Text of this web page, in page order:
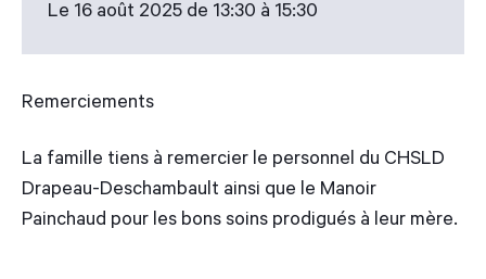
Le 16 août 2025 de 13:30 à 15:30
Remerciements
La famille tiens à remercier le personnel du CHSLD
Drapeau-Deschambault ainsi que le Manoir
Painchaud pour les bons soins prodigués à leur mère.